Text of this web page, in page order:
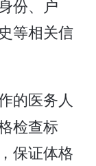
份、户
等相关信
的医务人
检查标
保证体格